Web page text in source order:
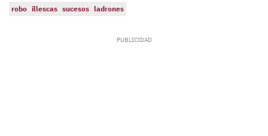
robo illescas sucesos ladrones